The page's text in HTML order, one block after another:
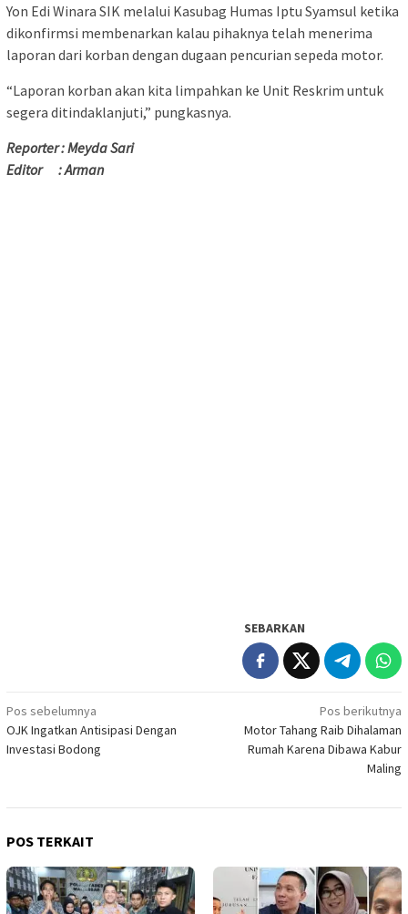
Yon Edi Winara SIK melalui Kasubag Humas Iptu Syamsul ketika
dikonfirmsi membenarkan kalau pihaknya telah menerima
laporan dari korban dengan dugaan pencurian sepeda motor.
“Laporan korban akan kita limpahkan ke Unit Reskrim untuk
segera ditindaklanjuti,” pungkasnya.
Reporter : Meyda Sari
Editor : Arman
SEBARKAN
Navigasi
pos
Pos sebelumnya
OJK Ingatkan Antisipasi Dengan
Investasi Bodong
Pos berikutnya
Motor Tahang Raib Dihalaman
Rumah Karena Dibawa Kabur
Maling
POS TERKAIT